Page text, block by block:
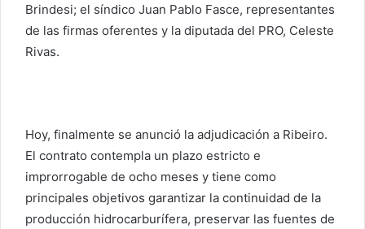
Brindesi; el síndico Juan Pablo Fasce, representantes
de las firmas oferentes y la diputada del PRO, Celeste
Rivas.
Hoy, finalmente se anunció la adjudicación a Ribeiro.
El contrato contempla un plazo estricto e
improrrogable de ocho meses y tiene como
principales objetivos garantizar la continuidad de la
producción hidrocarburífera, preservar las fuentes de